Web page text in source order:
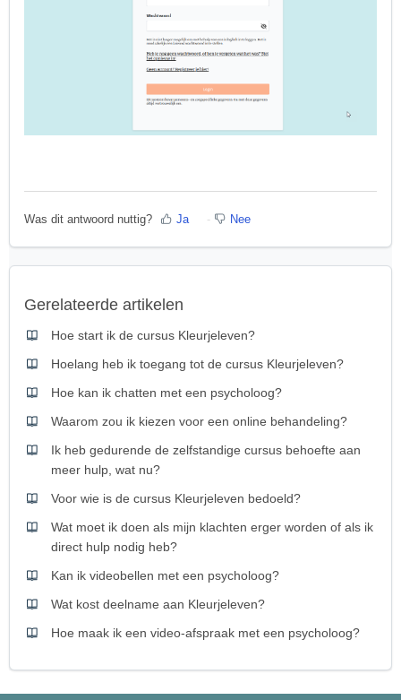
Was dit antwoord nuttig? Ja Nee
Gerelateerde artikelen
Hoe start ik de cursus Kleurjeleven?
Hoelang heb ik toegang tot de cursus Kleurjeleven?
Hoe kan ik chatten met een psycholoog?
Waarom zou ik kiezen voor een online behandeling?
Ik heb gedurende de zelfstandige cursus behoefte aan
meer hulp, wat nu?
Voor wie is de cursus Kleurjeleven bedoeld?
Wat moet ik doen als mijn klachten erger worden of als ik
direct hulp nodig heb?
Kan ik videobellen met een psycholoog?
Wat kost deelname aan Kleurjeleven?
Hoe maak ik een video-afspraak met een psycholoog?